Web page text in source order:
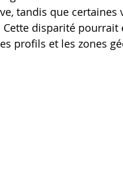
tandis que certaines
disparité pourrait
profils et les zones